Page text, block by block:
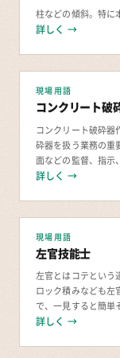
柱などの傾斜。特に
詳しく →
現場用語
コンクリート破
コンクリート破砕
砕器を扱う業務の重
面などの監督、指示、
詳しく →
現場用語
左官技能士
左官とはコテという
ロック積みなども左
で、一見すると簡単
詳しく →